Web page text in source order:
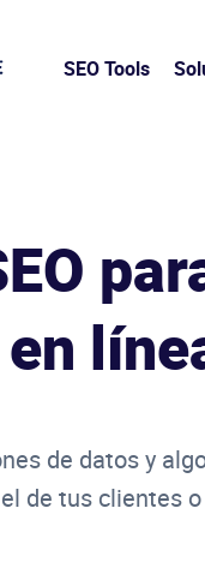
SEO Tools
de datos y
de tus clientes